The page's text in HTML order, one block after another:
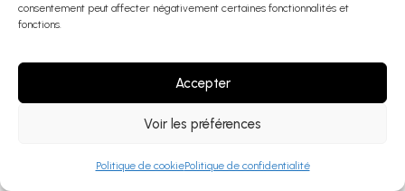
consentement peut affecter négativement certaines fonctionnalités et
fonctions.
Accepter
Voir les préférences
Politique de cookiePolitique de confidentialité
Rasoir pour
$46.00